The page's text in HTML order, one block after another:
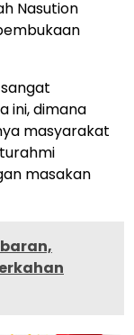
Nasution
ini, dimana
masyarakat
masakan